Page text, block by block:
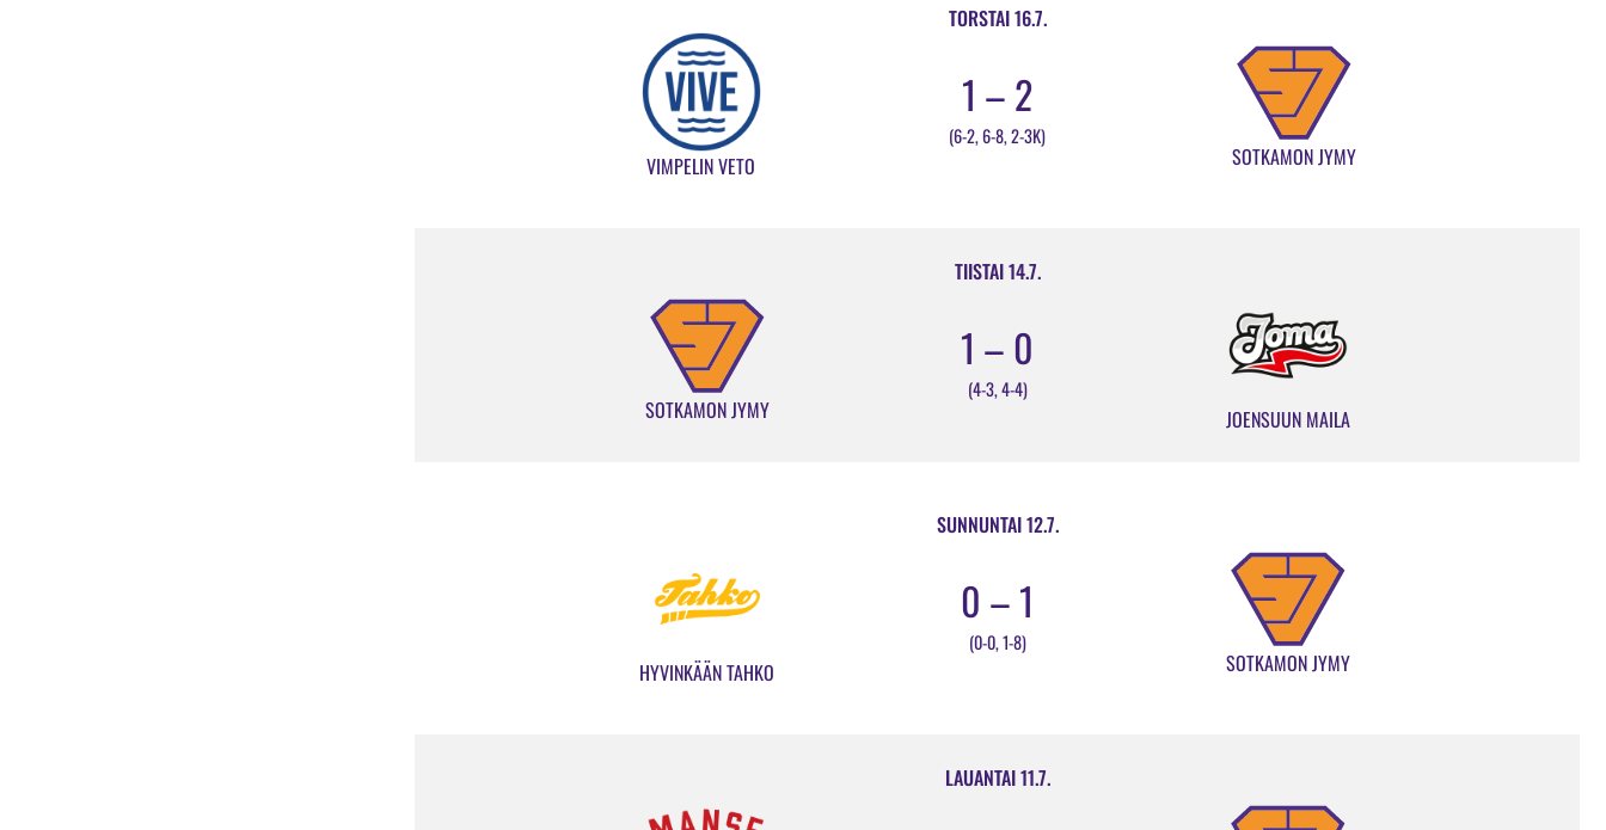
TORSTAI 16.7.
VIMPELIN VETO
1 – 2
(6-2, 6-8, 2-3K)
SOTKAMON JYMY
TIISTAI 14.7.
SOTKAMON JYMY
1 – 0
(4-3, 4-4)
JOENSUUN MAILA
SUNNUNTAI 12.7.
HYVINKÄÄN TAHKO
0 – 1
(0-0, 1-8)
SOTKAMON JYMY
LAUANTAI 11.7.